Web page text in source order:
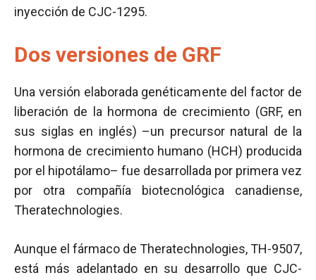
inyección de CJC-1295.
Dos versiones de GRF
Una versión elaborada genéticamente del factor de
liberación de la hormona de crecimiento (GRF, en
sus siglas en inglés) –un precursor natural de la
hormona de crecimiento humano (HCH) producida
por el hipotálamo– fue desarrollada por primera vez
por otra compañía biotecnológica canadiense,
Theratechnologies.
Aunque el fármaco de Theratechnologies, TH-9507,
está más adelantado en su desarrollo que CJC-